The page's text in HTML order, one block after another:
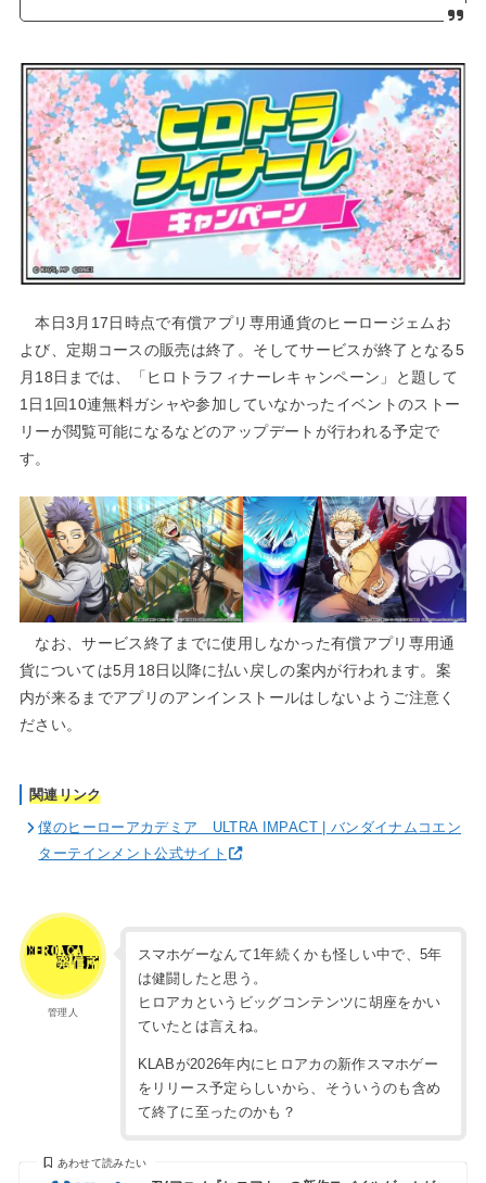
本日3月17日時点で有償アプリ専用通貨のヒーロージェムお
よび、定期コースの販売は終了。そしてサービスが終了となる5
月18日までは、「ヒロトラフィナーレキャンペーン」と題して
1日1回10連無料ガシャや参加していなかったイベントのストー
リーが閲覧可能になるなどのアップデートが行われる予定で
す。
なお、サービス終了までに使用しなかった有償アプリ専用通
貨については5月18日以降に払い戻しの案内が行われます。案
内が来るまでアプリのアンインストールはしないようご注意く
ださい。
関連リンク
僕のヒーローアカデミア ULTRA IMPACT | バンダイナムコエン
ターテインメント公式サイト
管理人
スマホゲーなんて1年続くかも怪しい中で、5年
は健闘したと思う。
ヒロアカというビッグコンテンツに胡座をかい
ていたとは言えね。
KLABが2026年内にヒロアカの新作スマホゲー
をリリース予定らしいから、そういうのも含め
て終了に至ったのかも？
あわせて読みたい